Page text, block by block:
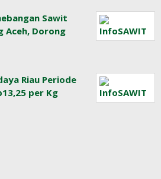
Sawit
Aceh, Dorong
Riau Periode
per Kg